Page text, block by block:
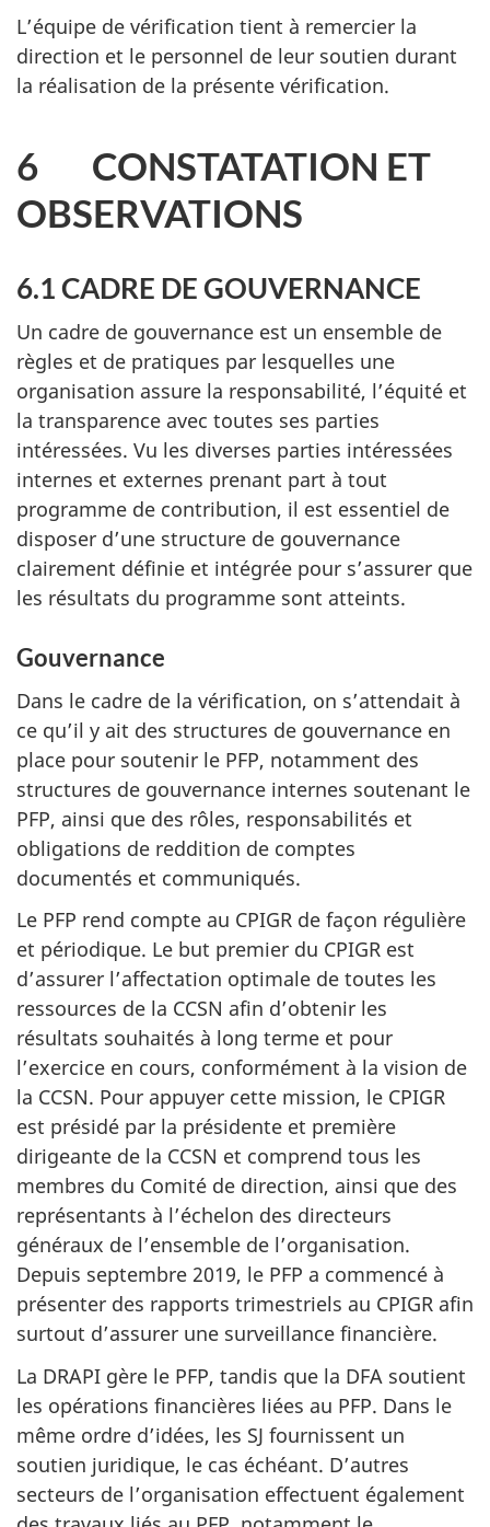
L’équipe de vérification tient à remercier la
direction et le personnel de leur soutien durant
la réalisation de la présente vérification.
6 CONSTATATION ET
OBSERVATIONS
6.1 CADRE DE GOUVERNANCE
Un cadre de gouvernance est un ensemble de
règles et de pratiques par lesquelles une
organisation assure la responsabilité, l’équité et
la transparence avec toutes ses parties
intéressées. Vu les diverses parties intéressées
internes et externes prenant part à tout
programme de contribution, il est essentiel de
disposer d’une structure de gouvernance
clairement définie et intégrée pour s’assurer que
les résultats du programme sont atteints.
Gouvernance
Dans le cadre de la vérification, on s’attendait à
ce qu’il y ait des structures de gouvernance en
place pour soutenir le PFP, notamment des
structures de gouvernance internes soutenant le
PFP, ainsi que des rôles, responsabilités et
obligations de reddition de comptes
documentés et communiqués.
Le PFP rend compte au CPIGR de façon régulière
et périodique. Le but premier du CPIGR est
d’assurer l’affectation optimale de toutes les
ressources de la CCSN afin d’obtenir les
résultats souhaités à long terme et pour
l’exercice en cours, conformément à la vision de
la CCSN. Pour appuyer cette mission, le CPIGR
est présidé par la présidente et première
dirigeante de la CCSN et comprend tous les
membres du Comité de direction, ainsi que des
représentants à l’échelon des directeurs
généraux de l’ensemble de l’organisation.
Depuis septembre 2019, le PFP a commencé à
présenter des rapports trimestriels au CPIGR afin
surtout d’assurer une surveillance financière.
La DRAPI gère le PFP, tandis que la DFA soutient
les opérations financières liées au PFP. Dans le
même ordre d’idées, les SJ fournissent un
soutien juridique, le cas échéant. D’autres
secteurs de l’organisation effectuent également